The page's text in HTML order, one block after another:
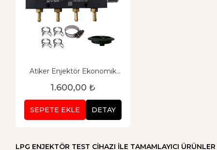
Atiker Enjektör Ekonomik
1.600,00 ₺
SEPETE EKLE DETAY
LPG ENJEKTÖR TEST CIHAZI ILE TAMAMLAYICI ÜRÜNLER